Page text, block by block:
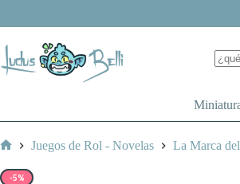
Juegos de Rol - Novelas La Marca
-5%